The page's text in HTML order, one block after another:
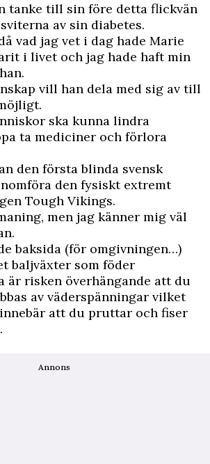
tanke till sin före detta flickvän
av sin diabetes.
vad jag vet i dag hade Marie
i livet och jag hade haft min
vill han dela med sig av till
ska kunna lindra
ta mediciner och förlora
den första blinda svensk
den fysiskt extremt
Tough Vikings.
men jag känner mig väl
baksida (för omgivningen…)
baljväxter som föder
är risken överhängande att du
av väderspänningar vilket
att du pruttar och fiser
Annons